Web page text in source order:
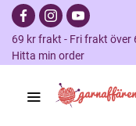
69 kr frakt - Fri frakt
Hitta min order